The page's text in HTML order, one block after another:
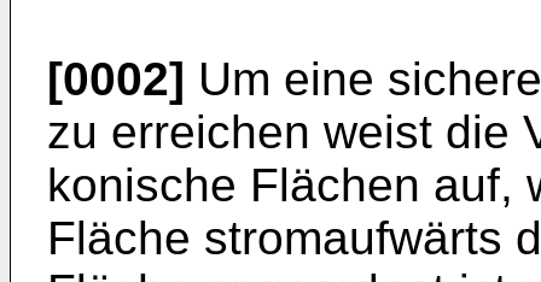
[0002] Um eine
zu erreichen weist die
konische Flächen auf,
Fläche stromaufwärts